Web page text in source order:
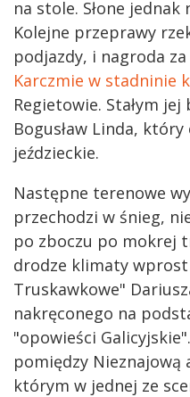
na stole. Słone
Kolejne przeprawy
podjazdy, i nagroda
Karczmie w stadninie
Regietowie. Stałym
Bogusław Linda,
jeździeckie.
Następne terenowe
przechodzi w śnieg,
po zboczu po mokrej
drodze klimaty
Truskawkowe"
nakręconego na
"opowieści
pomiędzy Nieznajową
którym w jednej ze